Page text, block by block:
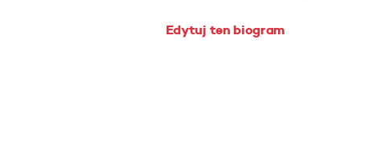
Edytuj ten biogram